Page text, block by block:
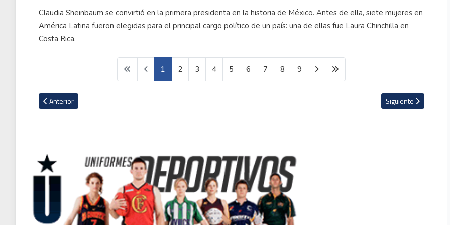
Claudia Sheinbaum se convirtió en la primera presidenta en la historia de México. Antes de ella, siete mujeres en
América Latina fueron elegidas para el principal cargo político de un país: una de ellas fue Laura Chinchilla en
Costa Rica.
1 2 3 4 5 6 7 8 9
Artículo anterior: Real Madrid presenta la camiseta con la que debutará Kylian Mbappé
Anterior Artículo siguiente: El
Siguiente